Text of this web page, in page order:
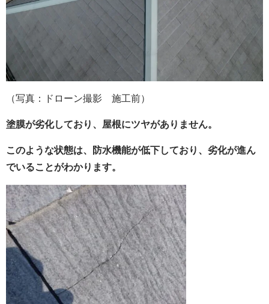
（写真：ドローン撮影 施工前）
塗膜が劣化しており、屋根にツヤがありません。
このような状態は、防水機能が低下しており、劣化が進ん
でいることがわかります。